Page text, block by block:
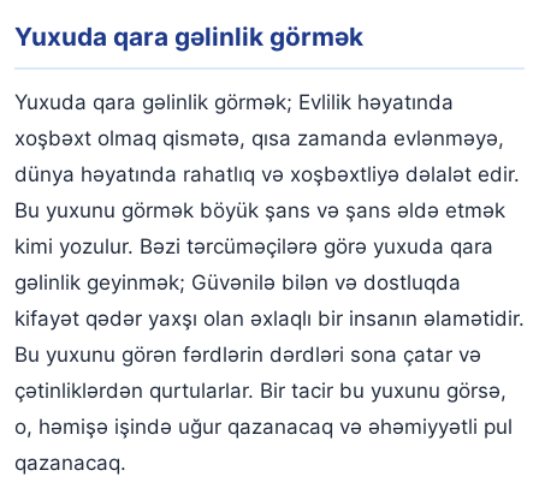
Yuxuda qara gəlinlik görmək
Yuxuda qara gəlinlik görmək; Evlilik həyatında
xoşbəxt olmaq qismətə, qısa zamanda evlənməyə,
dünya həyatında rahatlıq və xoşbəxtliyə dəlalət edir.
Bu yuxunu görmək böyük şans və şans əldə etmək
kimi yozulur. Bəzi tərcüməçilərə görə yuxuda qara
gəlinlik geyinmək; Güvənilə bilən və dostluqda
kifayət qədər yaxşı olan əxlaqlı bir insanın əlamətidir.
Bu yuxunu görən fərdlərin dərdləri sona çatar və
çətinliklərdən qurtularlar. Bir tacir bu yuxunu görsə,
o, həmişə işində uğur qazanacaq və əhəmiyyətli pul
qazanacaq.